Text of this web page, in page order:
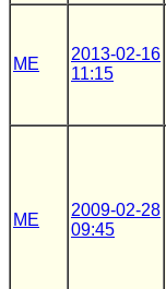
ME
2013-02-16
11:15
ME
2009-02-28
09:45